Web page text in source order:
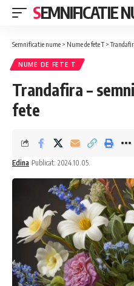
SEMNIFICATIE
Semnificatie nume > Nume de fete T>
NUME DE FETE T
Trandafira –
fete
Edina Publicat: 2024.10.05.